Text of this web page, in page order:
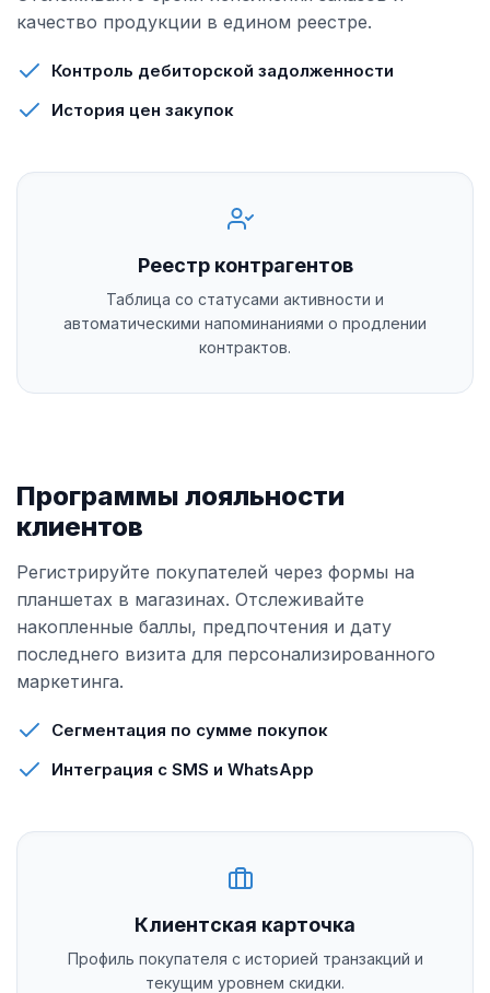
качество продукции в едином реестре.
Контроль дебиторской задолженности
История цен закупок
Реестр контрагентов
Таблица со статусами активности и
автоматическими напоминаниями о продлении
контрактов.
Программы лояльности
клиентов
Регистрируйте покупателей через формы на
планшетах в магазинах. Отслеживайте
накопленные баллы, предпочтения и дату
последнего визита для персонализированного
маркетинга.
Сегментация по сумме покупок
Интеграция с SMS и WhatsApp
Клиентская карточка
Профиль покупателя с историей транзакций и
текущим уровнем скидки.